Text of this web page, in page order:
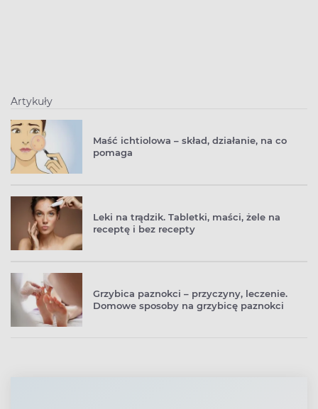
Artykuły
Maść ichtiolowa – skład, działanie, na co
pomaga
Leki na trądzik. Tabletki, maści, żele na
receptę i bez recepty
Grzybica paznokci – przyczyny, leczenie.
Domowe sposoby na grzybicę paznokci